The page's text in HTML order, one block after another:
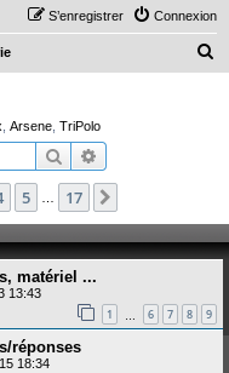
Connexion
S’enregistrer
c
h
Arsene TriPolo
Rechercher
5 17
matériel ...
13:43
1 6 7 8 9
réponses
18:34